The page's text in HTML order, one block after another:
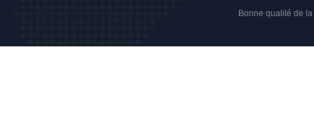
Bonne qualité de